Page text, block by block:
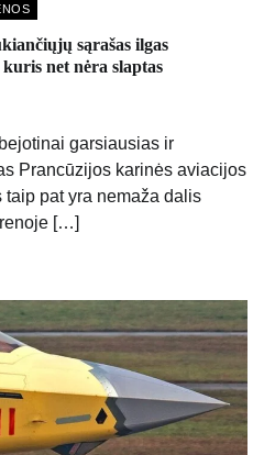
sąrašas ilgas
net nėra slaptas
garsiausias ir
Prancūzijos karinės aviacijos
pat yra nemaža dalis
[…]